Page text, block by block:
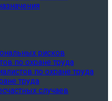
рисков
по охране труда
по охране труда
труда
случаев